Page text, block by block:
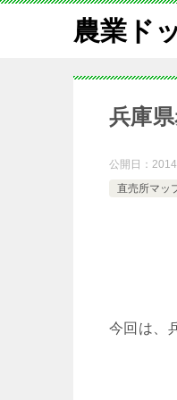
農業ド
兵庫
公開日：
直売所マッ
今回は、